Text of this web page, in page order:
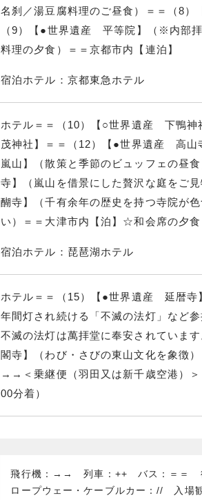
名刹／湯豆腐料理のご昼食）＝＝（8
（9）【●世界遺産 平等院】（※内部
料理の夕食）＝＝京都市内【連泊】
宿泊ホテル：京都東急ホテル
ホテル＝＝（10）【○世界遺産 下鴨
茂神社】＝＝（12）【●世界遺産 高山
嵐山】（散策と季節のビュッフェの昼
寺】（嵐山を借景にした贅沢な庭をご
醐寺】（千有余年の歴史を持つ寺院が
い）＝＝大津市内【泊】☆和会席の夕
宿泊ホテル：琵琶湖ホテル
ホテル＝＝（15）【●世界遺産 延暦寺
年間灯され続ける「不滅の法灯」など
不滅の法灯は萬拝堂に奉安されていま
閣寺】（わび・さびの東山文化を象徴
→→＜乗継便（羽田又は新千歳空港）
00分着）
飛行機：→→ 列車：++ バス：＝＝
ロープウェー・ケーブルカー：// 入